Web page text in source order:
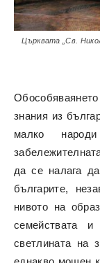
Църквата „Св.
знания из
малко
да се налага
българите,
нивото на
семействата
светлината на